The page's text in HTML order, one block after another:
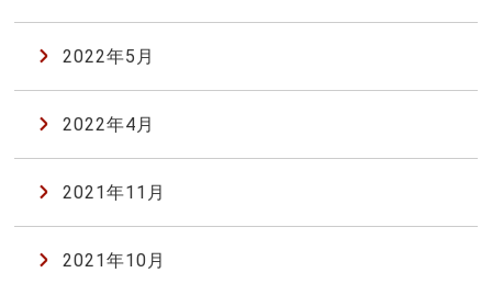
2022年5月
2022年4月
2021年11月
2021年10月